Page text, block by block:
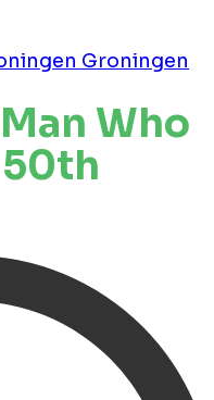
Groningen
Who
50th